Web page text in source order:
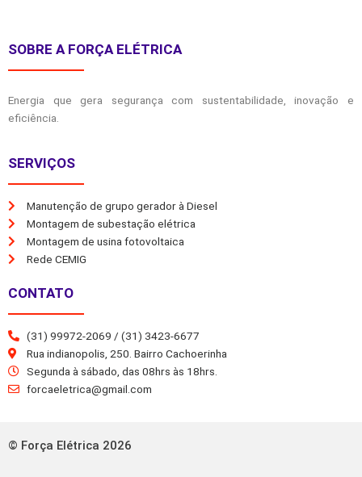
SOBRE A FORÇA ELÉTRICA
Energia que gera segurança com sustentabilidade, inovação e
eficiência.
SERVIÇOS
Manutenção de grupo gerador à Diesel
Montagem de subestação elétrica
Montagem de usina fotovoltaica
Rede CEMIG
CONTATO
(31) 99972-2069 / (31) 3423-6677
Rua indianopolis, 250. Bairro Cachoerinha
Segunda à sábado, das 08hrs às 18hrs.
forcaeletrica@gmail.com
© Força Elétrica 2026